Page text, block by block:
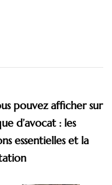
pouvez afficher sur
d’avocat : les
essentielles et la